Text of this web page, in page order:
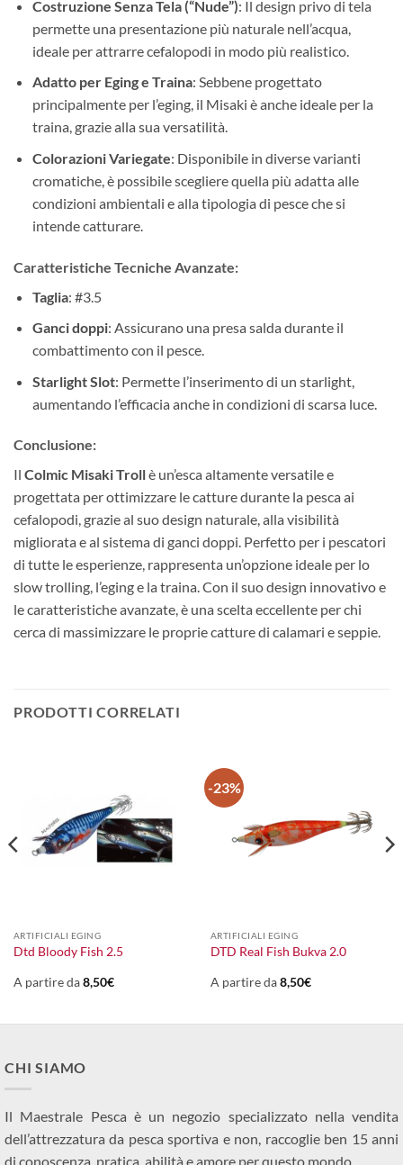
Costruzione Senza Tela (“Nude”): Il design privo di tela
permette una presentazione più naturale nell’acqua,
ideale per attrarre cefalopodi in modo più realistico.
Adatto per Eging e Traina: Sebbene progettato
principalmente per l’eging, il Misaki è anche ideale per la
traina, grazie alla sua versatilità.
Colorazioni Variegate: Disponibile in diverse varianti
cromatiche, è possibile scegliere quella più adatta alle
condizioni ambientali e alla tipologia di pesce che si
intende catturare.
Caratteristiche Tecniche Avanzate:
Taglia: #3.5
Ganci doppi: Assicurano una presa salda durante il
combattimento con il pesce.
Starlight Slot: Permette l’inserimento di un starlight,
aumentando l’efficacia anche in condizioni di scarsa luce.
Conclusione:
Il Colmic Misaki Trollè un’esca altamente versatile e
progettata per ottimizzare le catture durante la pesca ai
cefalopodi, grazie al suo design naturale, alla visibilità
migliorata e al sistema di ganci doppi. Perfetto per i pescatori
di tutte le esperienze, rappresenta un’opzione ideale per lo
slow trolling, l’eging e la traina. Con il suo design innovativo e
le caratteristiche avanzate, è una scelta eccellente per chi
cerca di massimizzare le proprie catture di calamari e seppie.
PRODOTTI CORRELATI
ARTIFICIALI EGING
Dtd Bloody Fish 2.5
A partire da8,50€
-23%
ARTIFICIALI EGING
DTD Real Fish Bukva 2.0
A partire da8,50€
CHI SIAMO
Il Maestrale Pesca è un negozio specializzato nella vendita
dell’attrezzatura da pesca sportiva e non, raccoglie ben 15 anni
di conoscenza, pratica, abilità e amore per questo mondo.